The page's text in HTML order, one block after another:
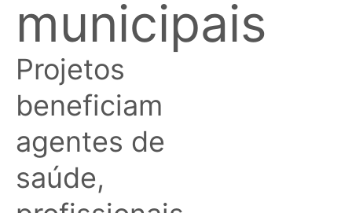
municipais
Projetos
beneficiam
agentes de
saúde,